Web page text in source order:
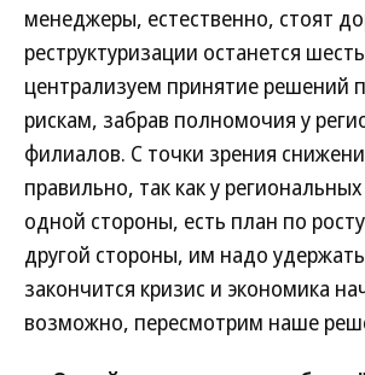
менеджеры, естественно, стоят
реструктуризации останется
централизуем принятие решений
рискам, забрав полномочия у
филиалов. С точки зрения
правильно, так как у
одной стороны, есть план по
другой стороны, им надо
закончится кризис и экономика
возможно, пересмотрим наше